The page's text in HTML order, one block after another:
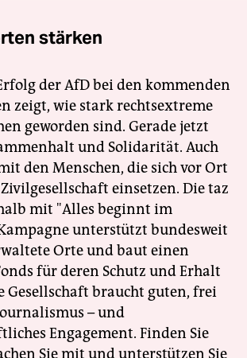
stärken
der AfD bei den kommenden
zeigt, wie stark rechtsextreme
geworden sind. Gerade jetzt
und Solidarität. Auch
den Menschen, die sich vor Ort
einsetzen. Die taz
mit "Alles beginnt im
unterstützt bundesweit
Orte und baut einen
für deren Schutz und Erhalt
Gesellschaft braucht guten, frei
– und
Engagement. Finden Sie
Sie mit und unterstützen Sie